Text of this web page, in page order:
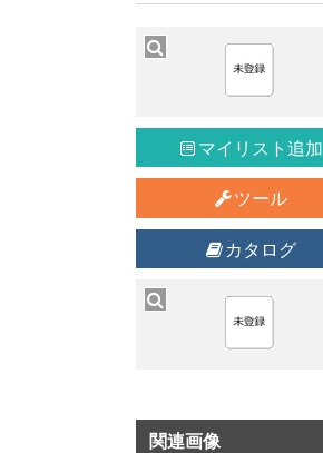
マイリスト追加
ツール
カタログ
関連画像